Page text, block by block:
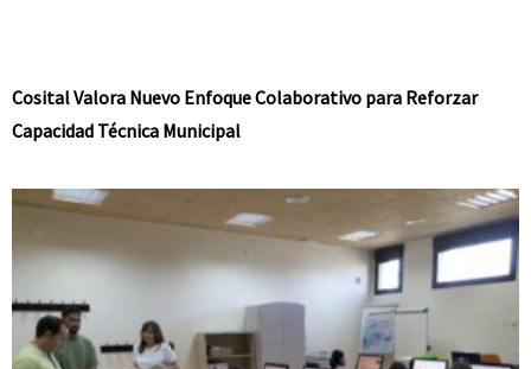
Cosital Valora Nuevo Enfoque Colaborativo para Reforzar
Capacidad Técnica Municipal